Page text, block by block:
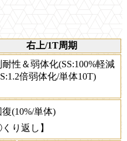
右上/1T周期
耐性＆弱体化(SS:100%軽減
倍弱体化/単体10T)
(10%/単体)
くり返し】